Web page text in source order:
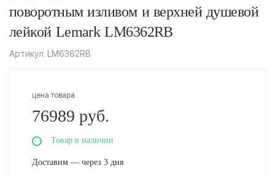
поворотным изливом и верхней душевой
лейкой Lemark LM6362RB
Артикул: LM6362RB
цена товара
76989 руб.
Товар в наличии
Доставим — через 3 дня